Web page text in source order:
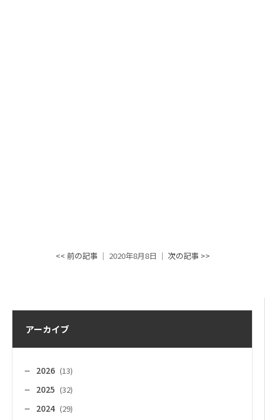
アーカイブ
2026 (13)
2025 (32)
2024 (29)
<< 前の記事│ 2020年8月8日 │ 次の記事 >>